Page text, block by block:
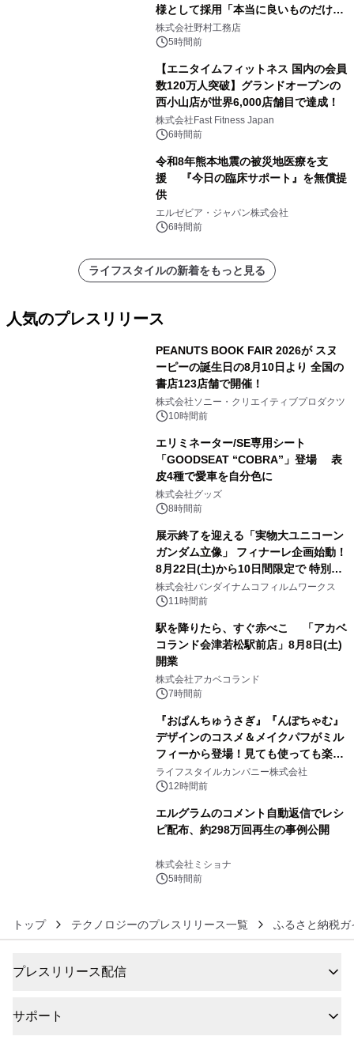
様として採用「本当に良いものだけに
こだわる」
株式会社野村工務店
5時間前
【エニタイムフィットネス 国内の会員
数120万人突破】グランドオープンの
西小山店が世界6,000店舗目で達成！
株式会社Fast Fitness Japan
6時間前
令和8年熊本地震の被災地医療を支
援 『今日の臨床サポート』を無償提
供
エルゼビア・ジャパン株式会社
6時間前
ライフスタイルの新着をもっと見る
人気のプレスリリース
PEANUTS BOOK FAIR 2026が スヌ
ーピーの誕生日の8月10日より 全国の
書店123店舗で開催！
株式会社ソニー・クリエイティブプロダクツ
10時間前
エリミネーター/SE専用シート
「GOODSEAT “COBRA”」登場 表
皮4種で愛車を自分色に
株式会社グッズ
8時間前
展示終了を迎える「実物大ユニコーン
ガンダム立像」 フィナーレ企画始動！
8月22日(土)から10日間限定で 特別映
像『UNICORN GUNDAM Statue ―
BEYOND POSSIBILITY ―』を上映！
株式会社バンダイナムコフィルムワークス
11時間前
駅を降りたら、すぐ赤べこ 「アカベ
コランド会津若松駅前店」8月8日(土)
開業
株式会社アカベコランド
7時間前
『おぱんちゅうさぎ』『んぽちゃむ』
デザインのコスメ＆メイクパフがミル
フィーから登場！見ても使っても楽し
い、ポップでキュートなコレクショ
ン。
ライフスタイルカンパニー株式会社
12時間前
エルグラムのコメント自動返信でレシ
ピ配布、約298万回再生の事例公開
株式会社ミショナ
5時間前
トップ テクノロジーのプレスリリース一覧 ふるさと納税ガ
プレスリリース配信
サポート